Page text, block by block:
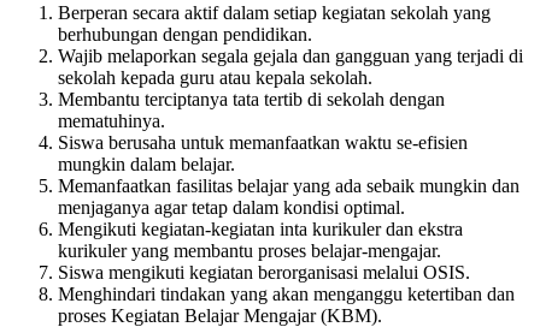
Berperan secara aktif dalam setiap kegiatan sekolah yang
berhubungan dengan pendidikan.
Wajib melaporkan segala gejala dan gangguan yang terjadi di
sekolah kepada guru atau kepala sekolah.
Membantu terciptanya tata tertib di sekolah dengan
mematuhinya.
Siswa berusaha untuk memanfaatkan waktu se-efisien
mungkin dalam belajar.
Memanfaatkan fasilitas belajar yang ada sebaik mungkin dan
menjaganya agar tetap dalam kondisi optimal.
Mengikuti kegiatan-kegiatan inta kurikuler dan ekstra
kurikuler yang membantu proses belajar-mengajar.
Siswa mengikuti kegiatan berorganisasi melalui OSIS.
Menghindari tindakan yang akan menganggu ketertiban dan
proses Kegiatan Belajar Mengajar (KBM).